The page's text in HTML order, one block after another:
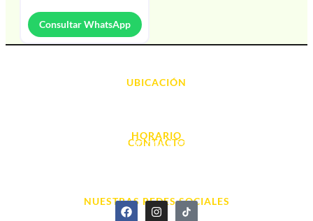
Consultar WhatsApp
UBICACIÓN
HORARIO
L. - S. 10:00h a 22:00h
CONTACTO
NUESTRAS REDES SOCIALES